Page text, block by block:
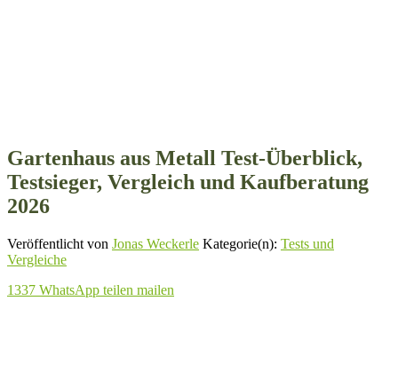
Gartenhaus aus Metall Test-Überblick,
Testsieger, Vergleich und Kaufberatung
2026
Veröffentlicht von Jonas Weckerle Kategorie(n): Tests und
Vergleiche
1337 WhatsApp teilen mailen